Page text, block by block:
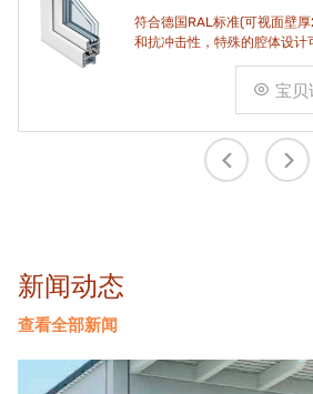
符合德国RAL标准(可视面壁
和抗冲击性，特殊的腔体设计
宝贝
新闻动态
查看全部新闻